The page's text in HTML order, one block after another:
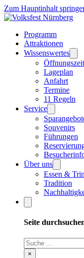
Zum Hauptinhalt
Programm
Attraktionen
Wissenswertes
Lageplan
Anfahrt
Termine
11 Regeln
Service
Souvenirs
Führungen
Über uns
Essen &
Tradition
Seite
Suchen
×